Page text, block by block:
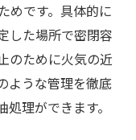
めです。具体的に
した場所で密閉容
のために火気の近
ような管理を徹底
理ができます。